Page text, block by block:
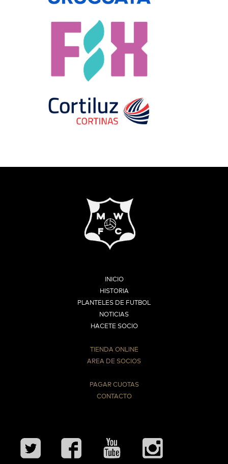
INICIO
HISTORIA
PLANTELES DE FUTBOL
NOTICIAS
HACETE SOCIO
TIENDA ONLINE
AREA DE SOCIOS
PAGAR CUOTAS
CONTACTO